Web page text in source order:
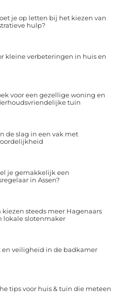
je op letten bij het kiezen van
hulp?
kleine verbeteringen in huis en
voor een gezellige woning en
tuin
de slag in een vak met
je gemakkelijk een
in Assen?
kiezen steeds meer Hagenaars
lokale slotenmaker
en veiligheid in de badkamer
tips voor huis & tuin die meteen